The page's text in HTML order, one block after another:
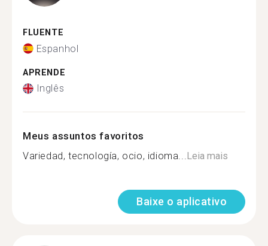
FLUENTE
Espanhol
APRENDE
Inglês
Meus assuntos favoritos
Variedad, tecnología, ocio, idioma...Leia mais
Baixe o aplicativo